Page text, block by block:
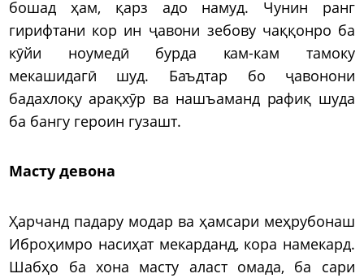
бошад ҳам, қарз адо намуд. Чунин ранг
гирифтани кор ин ҷавони зебову чаққонро ба
кӯйи ноумедӣ бурда кам-кам тамоку
мекашидагӣ шуд. Баъдтар бо ҷавонони
бадахлоқу арақхӯр ва нашъаманд рафиқ шуда
ба бангу героин гузашт.
Масту девона
Ҳарчанд падару модар ва ҳамсари меҳрубонаш
Иброҳимро насиҳат мекарданд, кора намекард.
Шабҳо ба хона масту аласт омада, ба сари